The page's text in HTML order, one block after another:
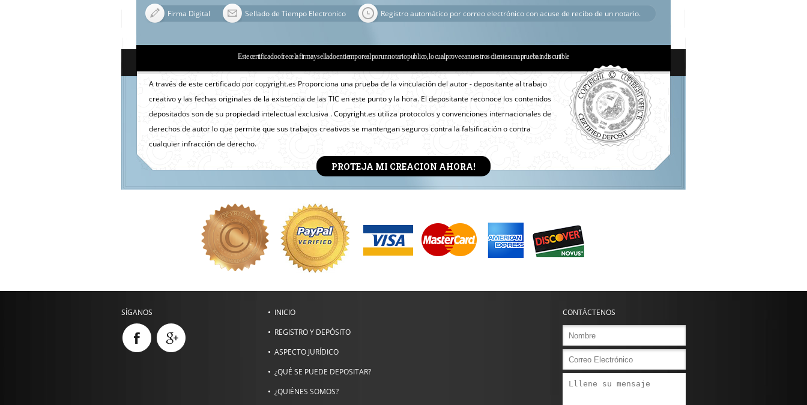
Firma Digital Sellado de Tiempo Electronico Registro automático por correo electrónico con acuse de recibo de un notario.
Este certificado ofrece la firma y sellado en tiempo real por un notario publico, lo cual provee a nuestros clientes una prueba indiscutible
A través de este certificado por copyright.es Proporciona una prueba de la vinculación del autor - depositante al trabajo
creativo y las fechas originales de la existencia de las TIC en este punto y la hora. El depositante reconoce los contenidos
depositados son de su propiedad intelectual exclusiva . Copyright.es utiliza protocolos y convenciones internacionales de
derechos de autor lo que permite que sus trabajos creativos se mantengan seguros contra la falsificación o contra
cualquier infracción de derecho.
PROTEJA MI CREACION AHORA!
SÍGANOS
INICIO
REGISTRO Y DEPÓSITO
ASPECTO JURÍDICO
¿QUÉ SE PUEDE DEPOSITAR?
¿QUIÉNES SOMOS?
CONTÁCTENOS